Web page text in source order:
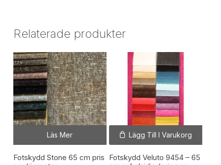
Relaterade produkter
Läs Mer
Fotskydd Stone 65 cm pris
Lägg Till I Varukorg
Fotskydd Veluto 9454 – 65